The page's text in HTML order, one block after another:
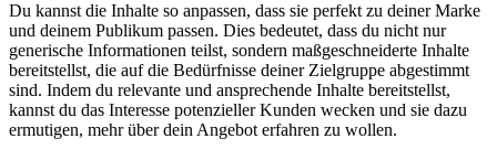
Du kannst die Inhalte so anpassen, dass sie perfekt zu deiner Marke
und deinem Publikum passen. Dies bedeutet, dass du nicht nur
generische Informationen teilst, sondern maßgeschneiderte Inhalte
bereitstellst, die auf die Bedürfnisse deiner Zielgruppe abgestimmt
sind. Indem du relevante und ansprechende Inhalte bereitstellst,
kannst du das Interesse potenzieller Kunden wecken und sie dazu
ermutigen, mehr über dein Angebot erfahren zu wollen.